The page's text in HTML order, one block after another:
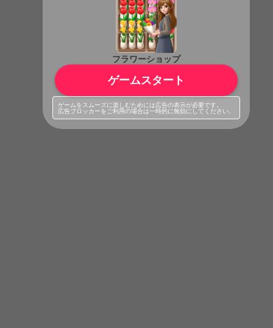
フラワーショップ
ゲームスタート
ゲームをスムーズに楽しむためには広告の表示が必要です。
広告ブロッカーをご利用の場合は一時的に無効にしてください。